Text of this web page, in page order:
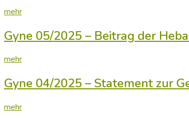
mehr
Gyne 05/2025 – Beitrag der
mehr
Gyne 04/2025 – Statement zur
mehr